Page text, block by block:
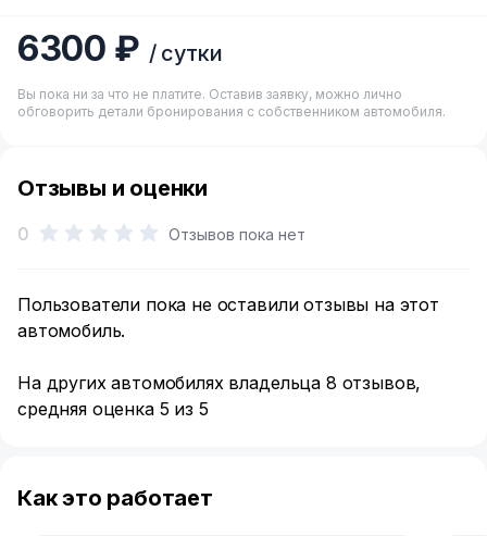
6300 ₽ / сутки
Вы пока ни за что не платите. Оставив заявку, можно лично
обговорить детали бронирования с собственником автомобиля.
Отзывы и оценки
0 Отзывов пока нет
Пользователи пока не оставили отзывы на этот
автомобиль.
На других автомобилях владельца 8 отзывов,
средняя оценка 5 из 5
Как это работает